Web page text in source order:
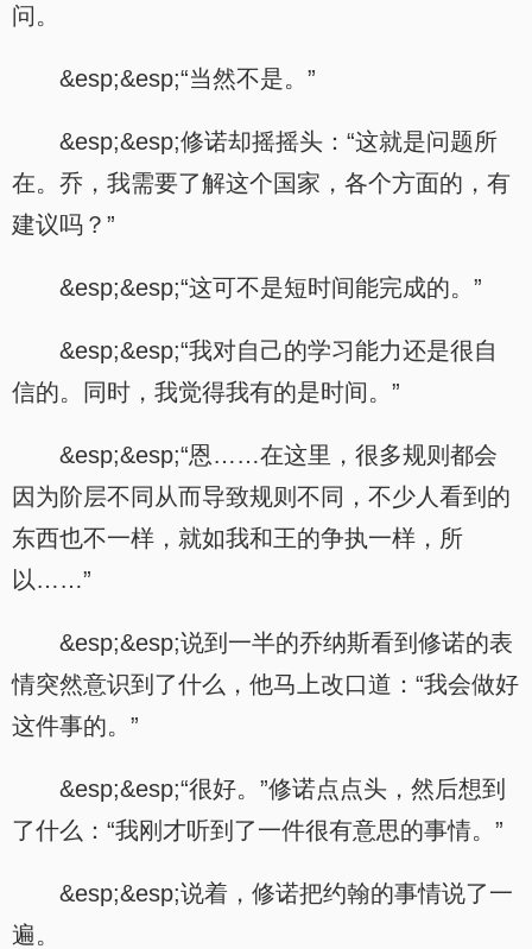
问。
&esp;&esp;“当然不是。”
&esp;&esp;修诺却摇摇头：“这就是问题所
在。乔，我需要了解这个国家，各个方面的，有
建议吗？”
&esp;&esp;“这可不是短时间能完成的。”
&esp;&esp;“我对自己的学习能力还是很自
信的。同时，我觉得我有的是时间。”
&esp;&esp;“恩……在这里，很多规则都会
因为阶层不同从而导致规则不同，不少人看到的
东西也不一样，就如我和王的争执一样，所
以……”
&esp;&esp;说到一半的乔纳斯看到修诺的表
情突然意识到了什么，他马上改口道：“我会做好
这件事的。”
&esp;&esp;“很好。”修诺点点头，然后想到
了什么：“我刚才听到了一件很有意思的事情。”
&esp;&esp;说着，修诺把约翰的事情说了一
遍。